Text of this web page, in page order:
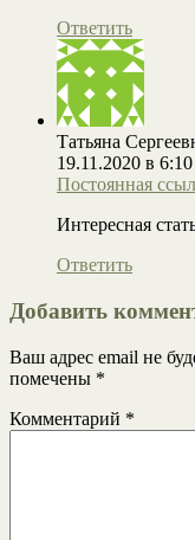
Ответить
Татьяна
19.11.2020 в
Постоянная
Интересная
Ответить
Добавить
Ваш адрес email не
помечены *
Комментарий *